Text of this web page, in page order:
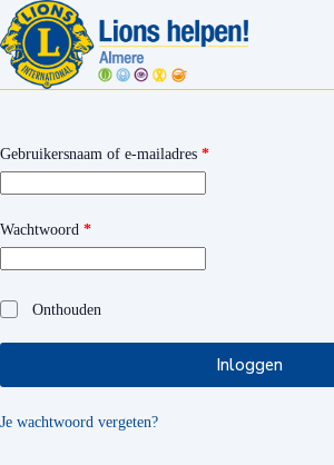
Ga
naar
de
inhoud
Gebruikersnaam of e-mailadres *Vereist
Wachtwoord *Vereist
Onthouden
Inloggen
Je wachtwoord vergeten?